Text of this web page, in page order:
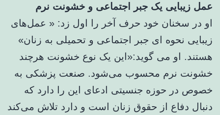
عمل زیبایی یک جبر اجتماعی و خشونت نرم
او در سخنان خود حرف آخر را اول زد: « عمل‌های
زیبایی نحوه ای جبر اجتماعی​ و تحمیلی به زنان»
هستند. او می گوید:«این یک نوع خشونت هرچند
خشونت نرم محسوب می‌شود. صنعت پزشکی به
خصوص در حوزه جنسیتی ادعای این را دارد که
دنبال دفاع از حقوق زنان است و دارد تلاش می‌کند